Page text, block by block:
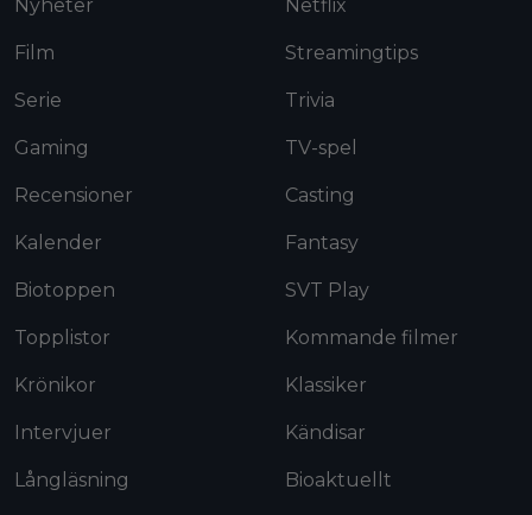
Nyheter
Film
Serie
Gaming
Recensioner
Kalender
Biotoppen
Topplistor
Krönikor
Intervjuer
Långläsning
Netflix
Streamingtips
Trivia
TV-spel
Casting
Fantasy
SVT Play
Kommande filmer
Klassiker
Kändisar
Bioaktuellt